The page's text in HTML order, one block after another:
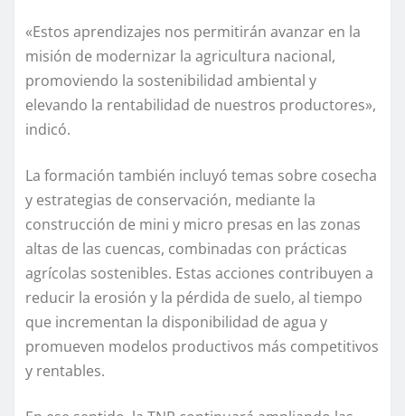
«Estos aprendizajes nos permitirán avanzar en la
misión de modernizar la agricultura nacional,
promoviendo la sostenibilidad ambiental y
elevando la rentabilidad de nuestros productores»,
indicó.
La formación también incluyó temas sobre cosecha
y estrategias de conservación, mediante la
construcción de mini y micro presas en las zonas
altas de las cuencas, combinadas con prácticas
agrícolas sostenibles. Estas acciones contribuyen a
reducir la erosión y la pérdida de suelo, al tiempo
que incrementan la disponibilidad de agua y
promueven modelos productivos más competitivos
y rentables.